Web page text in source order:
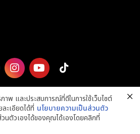
I
n
s
t
a
g
r
Y
o
u
t
u
b
e
T
i
k
t
o
k
พ และประสบการณ์ที่ดีในการใช้เว็บไซต์
ะเอียดได้ที่ นโยบายความเป็นส่วนตัว
นตัวเองได้ของคุณได้เองโดยคลิกที่